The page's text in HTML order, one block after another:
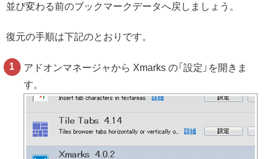
並び変わる前のブックマークデータへ戻しましょう。
復元の手順は下記のとおりです。
アドオンマネージャから Xmarks の「設定」を開きま
す。